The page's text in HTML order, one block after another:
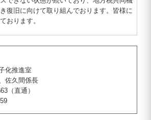
復旧に向けて取り組んでおります。皆様に
おります。
化推進室
佐久間係長
（直通）